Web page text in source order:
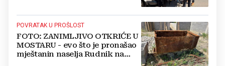
FOTOGRAFIJE
POVRATAK U PROŠLOST
FOTO: ZANIMLJIVO OTKRIĆE U
MOSTARU - evo što je pronašao
mještanin naselja Rudnik na